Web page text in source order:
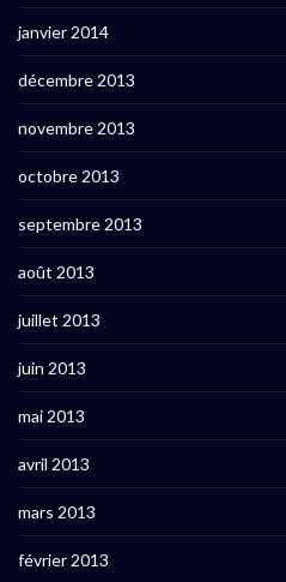
janvier 2014
décembre 2013
novembre 2013
octobre 2013
septembre 2013
août 2013
juillet 2013
juin 2013
mai 2013
avril 2013
mars 2013
février 2013